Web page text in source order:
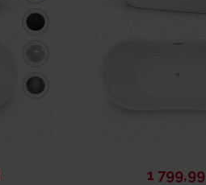
1 799,99